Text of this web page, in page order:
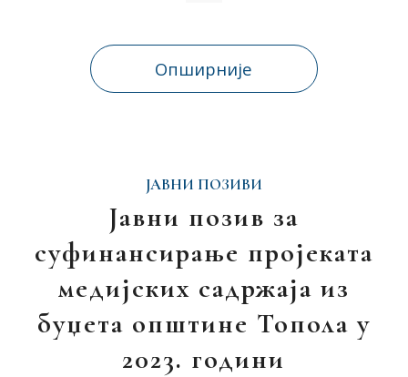
Опширније
ЈАВНИ ПОЗИВИ
Јавни позив за
суфинансирање пројеката
медијских садржаја из
буџета општине Топола у
2023. години